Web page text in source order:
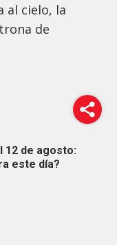
al cielo, la
de
12 de agosto:
este día?